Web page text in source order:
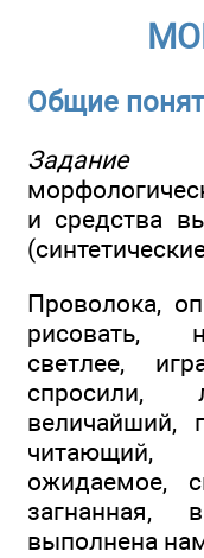
Общие
Задание
и средства
Проволока,
рисовать,
светлее,
величайший,
читающий,
ожидаемое,
загнанная,
выполнена